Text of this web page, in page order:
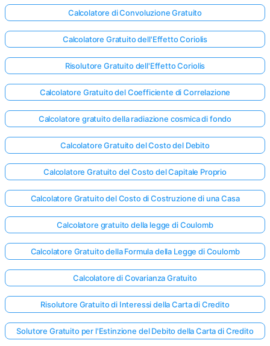
Calcolatore di Convoluzione Gratuito
Calcolatore Gratuito dell'Effetto Coriolis
Risolutore Gratuito dell'Effetto Coriolis
Calcolatore Gratuito del Coefficiente di Correlazione
Calcolatore gratuito della radiazione cosmica di fondo
Calcolatore Gratuito del Costo del Debito
Calcolatore Gratuito del Costo del Capitale Proprio
Calcolatore Gratuito del Costo di Costruzione di una Casa
Calcolatore gratuito della legge di Coulomb
Calcolatore Gratuito della Formula della Legge di Coulomb
Calcolatore di Covarianza Gratuito
Risolutore Gratuito di Interessi della Carta di Credito
Solutore Gratuito per l'Estinzione del Debito della Carta di Credito